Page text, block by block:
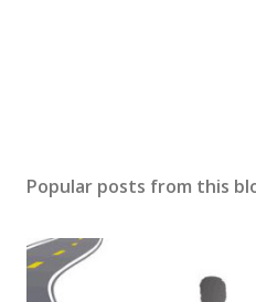
Popular posts from this